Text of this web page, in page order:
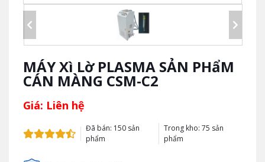
MÁY Xì Lờ PLASMA SẢN PHẩM
CÁN MÀNG CSM-C2
Giá: Liên hệ
Đã bán: 150 sản
phẩm
Trong kho: 75 sản
phẩm